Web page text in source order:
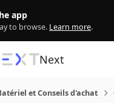
app
to browse. Learn more.
Next
et Conseils d'achat